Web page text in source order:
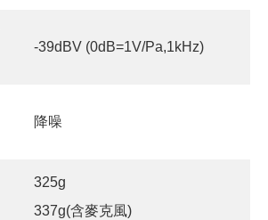
-39dBV (0dB=1V/Pa,1kHz)
降噪
325g
337g(含麥克風)